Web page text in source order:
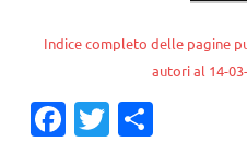
Indice completo delle pagine
autori al 14-
Fa T